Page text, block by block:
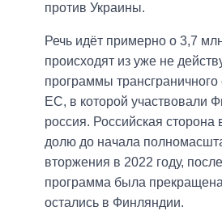
против Украины.
Речь идёт примерно о 3,7
происходят из уже не
программы трансграничного
ЕС, в которой участвовали
россия. Российская сторона
долю до начала
вторжения в 2022 году,
программа была
остались в Финляндии.